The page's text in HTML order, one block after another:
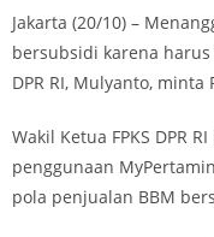
Jakarta (20/10) –
bersubsidi karena harus
DPR RI, Mulyanto,
Wakil Ketua FPKS DPR
penggunaan
pola penjualan BBM